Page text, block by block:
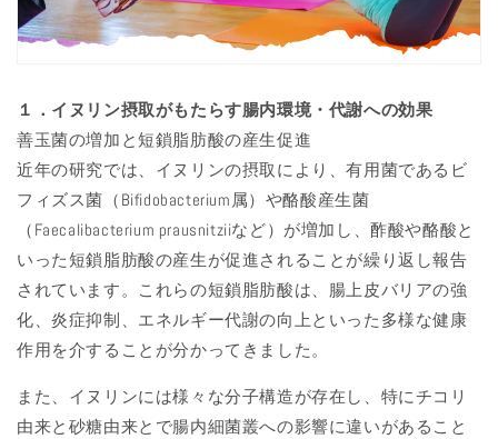
１．イヌリン摂取がもたらす腸内環境・代謝への効果
善玉菌の増加と短鎖脂肪酸の産生促進
近年の研究では、イヌリンの摂取により、有用菌であるビ
フィズス菌（Bifidobacterium属）や酪酸産生菌
（Faecalibacterium prausnitziiなど）が増加し、酢酸や酪酸と
いった短鎖脂肪酸の産生が促進されることが繰り返し報告
されています。これらの短鎖脂肪酸は、腸上皮バリアの強
化、炎症抑制、エネルギー代謝の向上といった多様な健康
作用を介することが分かってきました。
また、イヌリンには様々な分子構造が存在し、特にチコリ
由来と砂糖由来とで腸内細菌叢への影響に違いがあること